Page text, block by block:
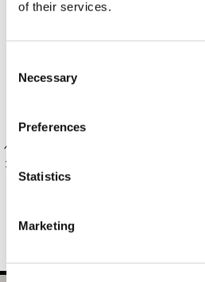
of their services.
Selection
Necessary
Preferences
Statistics
Marketing
バッテンアクリルス
タンド ストリート...